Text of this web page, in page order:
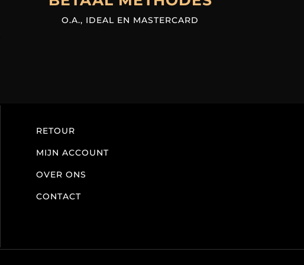
O.A., IDEAL EN MASTERCARD
RETOUR
MIJN ACCOUNT
OVER ONS
CONTACT